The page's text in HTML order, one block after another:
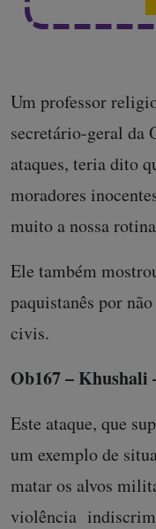
Um professor
secretário-geral da
ataques, teria dito
moradores
muito a nossa
Ele também
paquistanês por
civis.
Ob167 – Khushali
Este ataque, que
um exemplo de
matar os alvos
violência